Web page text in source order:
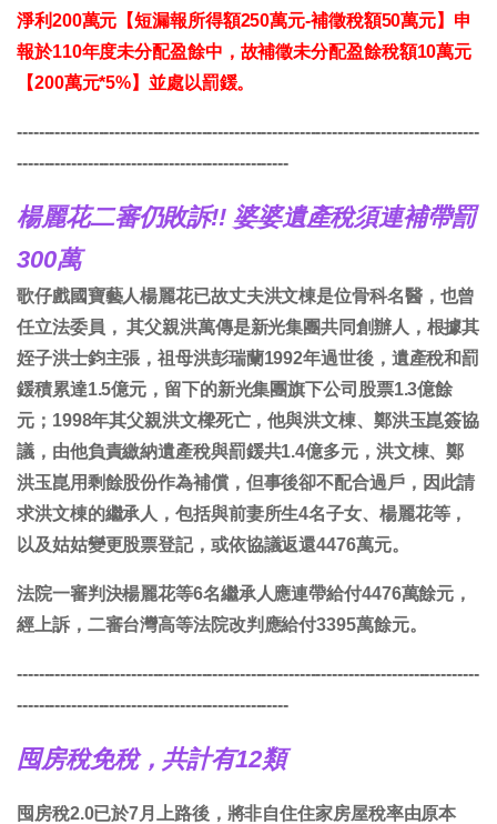
淨利200萬元【短漏報所得額250萬元-補徵稅額50萬元】申
報於110年度未分配盈餘中，故補徵未分配盈餘稅額10萬元
【200萬元*5%】並處以罰鍰。
-------------------------------------------------------------------------------------
--------------------------------------------------
楊麗花二審仍敗訴!! 婆婆遺產稅須連補帶罰
300萬
歌仔戲國寶藝人楊麗花已故丈夫洪文棟是位骨科名醫，也曾
任立法委員， 其父親洪萬傳是新光集團共同創辦人，根據其
姪子洪士鈞主張，祖母洪彭瑞蘭1992年過世後，遺產稅和罰
鍰積累達1.5億元，留下的新光集團旗下公司股票1.3億餘
元；1998年其父親洪文樑死亡，他與洪文棟、鄭洪玉崑簽協
議，由他負責繳納遺產稅與罰鍰共1.4億多元，洪文棟、鄭
洪玉崑用剩餘股份作為補償，但事後卻不配合過戶，因此請
求洪文棟的繼承人，包括與前妻所生4名子女、楊麗花等，
以及姑姑變更股票登記，或依協議返還4476萬元。
法院一審判決楊麗花等6名繼承人應連帶給付4476萬餘元，
經上訴，二審台灣高等法院改判應給付3395萬餘元。
-------------------------------------------------------------------------------------
--------------------------------------------------
囤房稅免稅，共計有12類
囤房稅2.0已於7月上路後，將非自住住家房屋稅率由原本